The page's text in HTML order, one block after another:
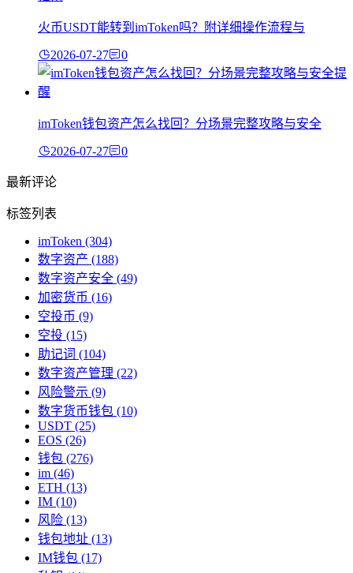
火币USDT能转到imToken吗？附详细操作流程与
2026-07-27 0
imToken钱包资产怎么找回？分场景完整攻略与安全
2026-07-27 0
最新评论
标签列表
imToken (304)
数字资产 (188)
数字资产安全 (49)
加密货币 (16)
空投币 (9)
空投 (15)
助记词 (104)
数字资产管理 (22)
风险警示 (9)
数字货币钱包 (10)
USDT (25)
EOS (26)
钱包 (276)
im (46)
ETH (13)
IM (10)
风险 (13)
钱包地址 (13)
IM钱包 (17)